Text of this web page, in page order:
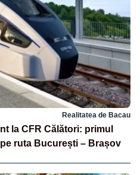
Realitatea de Bacau
la CFR Călători: primul
ruta București – Brașov